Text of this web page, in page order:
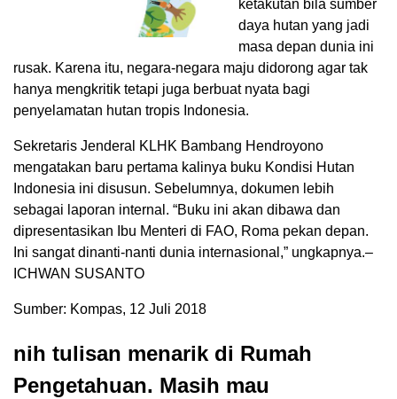
ketakutan bila sumber
daya hutan yang jadi
masa depan dunia ini
rusak. Karena itu, negara-negara maju didorong agar tak
hanya mengkritik tetapi juga berbuat nyata bagi
penyelamatan hutan tropis Indonesia.
Sekretaris Jenderal KLHK Bambang Hendroyono
mengatakan baru pertama kalinya buku Kondisi Hutan
Indonesia ini disusun. Sebelumnya, dokumen lebih
sebagai laporan internal. “Buku ini akan dibawa dan
dipresentasikan Ibu Menteri di FAO, Roma pekan depan.
Ini sangat dinanti-nanti dunia internasional,” ungkapnya.–
ICHWAN SUSANTO
Sumber: Kompas, 12 Juli 2018
nih tulisan menarik di Rumah
Pengetahuan. Masih mau